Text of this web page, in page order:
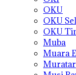
OKU
OKU
OKU
Muba
Muara